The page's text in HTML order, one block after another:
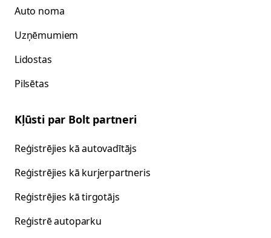
Auto noma
Uzņēmumiem
Lidostas
Pilsētas
Kļūsti par Bolt partneri
Reģistrējies kā autovadītājs
Reģistrējies kā kurjerpartneris
Reģistrējies kā tirgotājs
Reģistrē autoparku